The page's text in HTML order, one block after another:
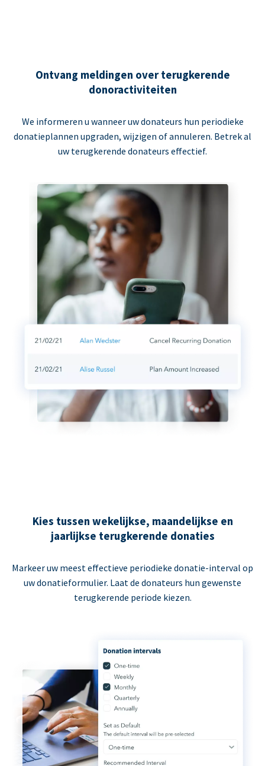
Ontvang meldingen over terugkerende
donoractiviteiten
We informeren u wanneer uw donateurs hun periodieke
donatieplannen upgraden, wijzigen of annuleren. Betrek al
uw terugkerende donateurs effectief.
Kies tussen wekelijkse, maandelijkse en
jaarlijkse terugkerende donaties
Markeer uw meest effectieve periodieke donatie-interval op
uw donatieformulier. Laat de donateurs hun gewenste
terugkerende periode kiezen.